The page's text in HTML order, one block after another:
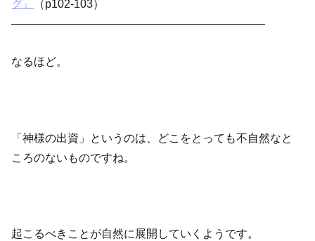
グ』
（p102-103）
——————————————————————–
なるほど。
「神様の出資」というのは、どこをとっても不自然なと
ころのないものですね。
起こるべきことが自然に展開していくようです。